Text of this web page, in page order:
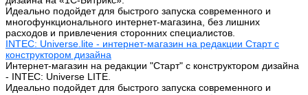
Идеально подойдет для быстрого запуска современного и
многофункционального интернет-магазина, без лишних
расходов и привлечения сторонних специалистов.
INTEC: Universe.lite - интернет-магазин на редакции Старт с
конструктором дизайна
Интернет-магазин на редакции "Старт" с конструктором дизайна
- INTEC: Universe LITE.
Идеально подойдет для быстрого запуска современного и